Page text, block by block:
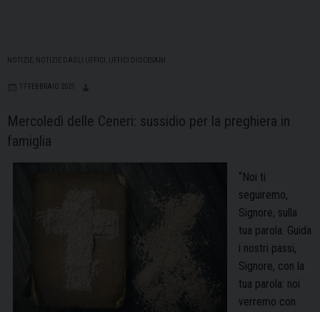
NOTIZIE NOTIZIE DAGLI UFFICI UFFICI DIOCESANI
17 FEBBRAIO 2021
Mercoledì delle Ceneri: sussidio per la preghiera in
famiglia
“Noi ti
seguiremo,
Signore, sulla
tua parola. Guida
i nostri passi,
Signore, con la
tua parola: noi
verremo con